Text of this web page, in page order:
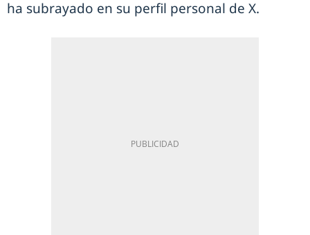
ha subrayado en su perfil personal de X.